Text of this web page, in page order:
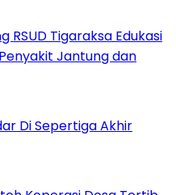
RSUD Tigaraksa Edukasi
Jantung dan
Di Sepertiga Akhir